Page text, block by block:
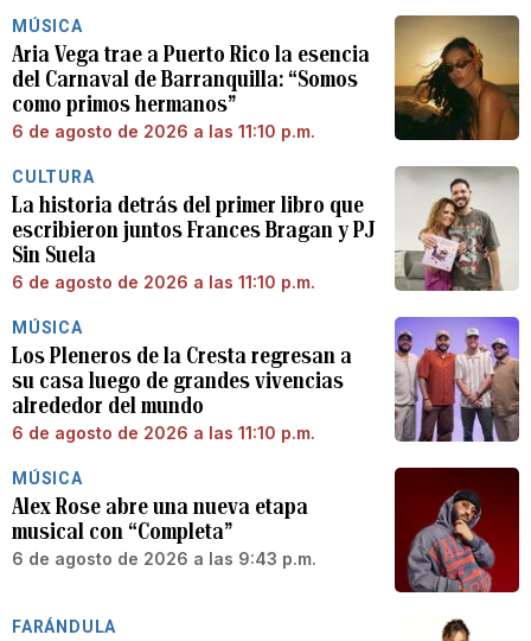
MÚSICA
Aria Vega trae a Puerto Rico la esencia
del Carnaval de Barranquilla: “Somos
como primos hermanos”
6 de agosto de 2026 a las 11:10 p.m.
CULTURA
La historia detrás del primer libro que
escribieron juntos Frances Bragan y PJ
Sin Suela
6 de agosto de 2026 a las 11:10 p.m.
MÚSICA
Los Pleneros de la Cresta regresan a
su casa luego de grandes vivencias
alrededor del mundo
6 de agosto de 2026 a las 11:10 p.m.
MÚSICA
Alex Rose abre una nueva etapa
musical con “Completa”
6 de agosto de 2026 a las 9:43 p.m.
FARÁNDULA